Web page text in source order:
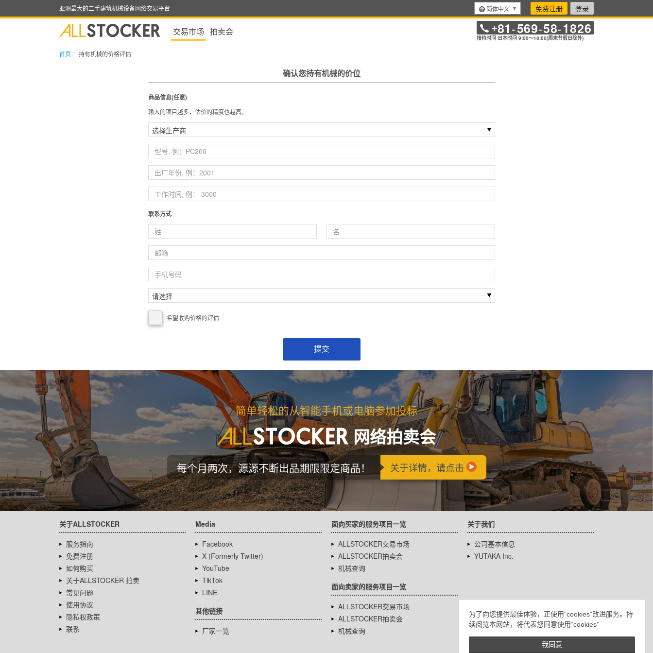
为了向您提供最佳体验，正使用“cookies”改进服务。持
续阅览本网站，将代表您同意使用“cookies”
我同意
亚洲最大的二手建筑机械设备网络交易平台 简体中文 免费注册 登录
交易市场 拍卖会 +81-569-58-1826
接待时间 日本时间 9:00～18:00(周末节假日除外)
首页 持有机械的价格评估
确认您持有机械的价位
商品信息(任意)
输入的项目越多，估价的精度也越高。
联系方式
希望收购价格的评估
简单轻松的从智能手机或电脑参加投标
网络拍卖会
每个月两次，源源不断出品期限限定商品！ 关于详情，请点击
关于ALLSTOCKER
服务指南
免费注册
如何购买
关于ALLSTOCKER 拍卖
常见问题
使用协议
隐私权政策
联系
Media
Facebook
X (Formerly Twitter)
YouTube
TikTok
LINE
其他链接
厂家一览
面向买家的服务项目一览
ALLSTOCKER交易市场
ALLSTOCKER拍卖会
机械查询
面向卖家的服务项目一览
ALLSTOCKER交易市场
ALLSTOCKER拍卖会
机械查询
关于我们
公司基本信息
YUTAKA Inc.